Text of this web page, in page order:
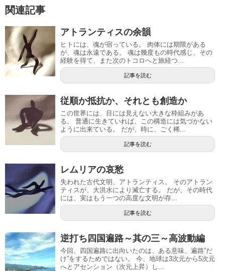
関連記事
アトランティスの余韻
ヒトには、魂が宿っている。 肉体には期限がある
が、魂は永遠である。 魂は幾度もの時代感じ、その
経験を得て、また次のトコロへと旅経つ...
記事を読む
従順か抵抗か、それとも創造か
この世界には、目には見えない大きな枠組みがあ
る。 普通に生きていれば、この構造には気づかない
ように出来ている。 だが、時に、ごく稀...
記事を読む
レムリアの哀愁
失われた古代文明、アトランティス。 そのアトラン
ティスが、大洪水により滅亡する。 だが、その時代
には、実はもう一つの高度な文明が存...
記事を読む
逆打ち四国遍路～其の三～高波動編
今回、四国遍路に出向いたのは、ある意味、遍路”だ
け”をするためではない。 今、地球は3次元から5次元
へとアセンション（次元上昇）し...